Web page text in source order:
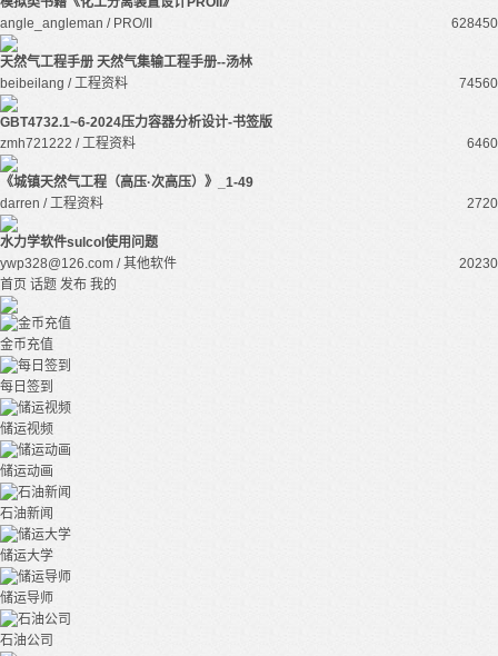
628450
angle_angleman / PRO/II
天然气工程手册 天然气集输工程手册--汤林
74560
beibeilang / 工程资料
GBT4732.1~6-2024压力容器分析设计-书签版
6460
zmh721222 / 工程资料
《城镇天然气工程（高压·次高压）》_1-49
2720
darren / 工程资料
水力学软件sulcol使用问题
20230
ywp328@126.com / 其他软件
首页 话题 发布 我的
金币充值
每日签到
储运视频
储运动画
石油新闻
储运大学
储运导师
石油公司